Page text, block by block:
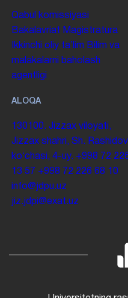
Qabul komissiyasi
Bakalavriat Magistratura
Ikkinchi oliy taʼlim Bilim va
malakalarni baholash
agentligi
ALOQA
130100. Jizzax viloyati,
Jizzax shahri, Sh. Rashidov
koʻchasi, 4-uy. +998 72
13 57 +998 72 226 68 10
info@jdpu.uz
jiz.jdpi@exat.uz